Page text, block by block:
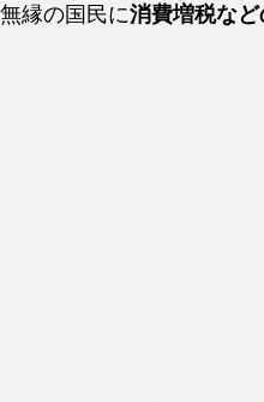
縁の国民に消費増税な